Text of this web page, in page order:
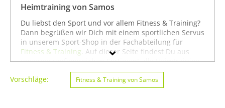
Farbe
Heimtraining von Samos
Du liebst den Sport und vor allem Fitness & Training?
Dann begrüßen wir Dich mit einem sportlichen Servus
in unserem Sport-Shop in der Fachabteilung für
Fitness & Training . Auf dieser Seite findest Du aus
unserem umfangreichen Sortiment alle Heimtraining
der Marke Samos. Mit Hilfe der Filter am linken
Seitenrand kannst Du Dir auchHeimtraining
anderen Marken anzeigen lassen. Alternativ kannst
Vorschläge: Fitness & Training von Samos